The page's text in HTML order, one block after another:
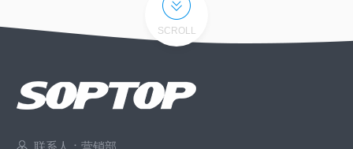
SCROLL
联系人：营销部